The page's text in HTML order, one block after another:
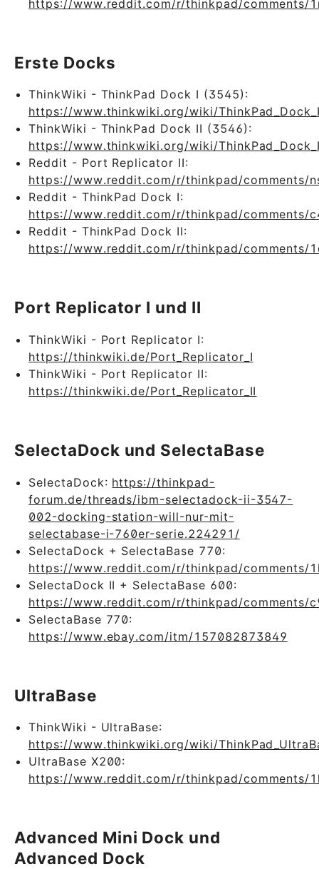
https://www.reddit.com/r/thinkpad/comments/
Erste Docks
ThinkWiki - ThinkPad Dock I (3545):
https://www.thinkwiki.org/wiki/
ThinkWiki - ThinkPad Dock II (3546):
https://www.thinkwiki.org/wiki/
Reddit - Port Replicator II:
https://www.reddit.com/r/thinkpad/comments/
Reddit - ThinkPad Dock I:
https://www.reddit.com/r/thinkpad/comments/
Reddit - ThinkPad Dock II:
https://www.reddit.com/r/thinkpad/comments/
Port Replicator I und II
ThinkWiki - Port Replicator I:
https://thinkwiki.de/Port_Replicator_I
ThinkWiki - Port Replicator II:
https://thinkwiki.de/Port_Replicator_II
SelectaDock und SelectaBase
SelectaDock: https://thinkpad-
forum.de/threads/ibm-selectadock-ii-3547-
002-docking-station-will-nur-mit-
selectabase-i-760er-serie.224291/
SelectaDock + SelectaBase 770:
https://www.reddit.com/r/thinkpad/comments/
SelectaDock II + SelectaBase 600:
https://www.reddit.com/r/thinkpad/comments/
SelectaBase 770:
https://www.ebay.com/itm/157082873849
UltraBase
ThinkWiki - UltraBase:
https://www.thinkwiki.org/wiki/
UltraBase X200:
https://www.reddit.com/r/thinkpad/comments/
Advanced Mini Dock und
Advanced Dock